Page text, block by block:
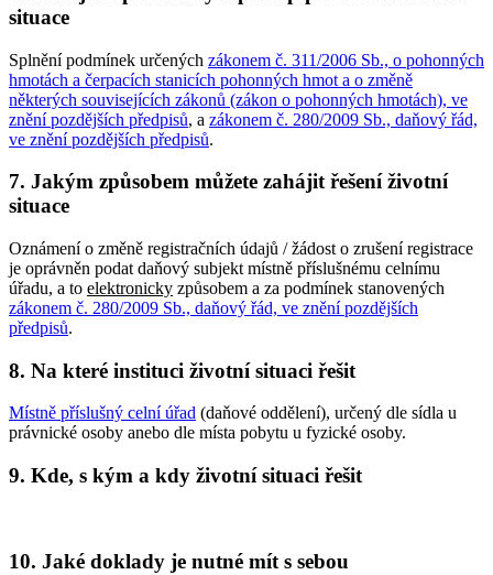
situace
Splnění podmínek určených zákonem č. 311/2006 Sb., o pohonných
hmotách a čerpacích stanicích pohonných hmot a o změně
některých souvisejících zákonů (zákon o pohonných hmotách), ve
znění pozdějších předpisů, a zákonem č. 280/2009 Sb., daňový řád,
ve znění pozdějších předpisů.
7. Jakým způsobem můžete zahájit řešení životní
situace
Oznámení o změně registračních údajů / žádost o zrušení registrace
je oprávněn podat daňový subjekt místně příslušnému celnímu
úřadu, a to elektronicky způsobem a za podmínek stanovených
zákonem č. 280/2009 Sb., daňový řád, ve znění pozdějších
předpisů.
8. Na které instituci životní situaci řešit
Místně příslušný celní úřad (daňové oddělení), určený dle sídla u
právnické osoby anebo dle místa pobytu u fyzické osoby.
9. Kde, s kým a kdy životní situaci řešit
10. Jaké doklady je nutné mít s sebou